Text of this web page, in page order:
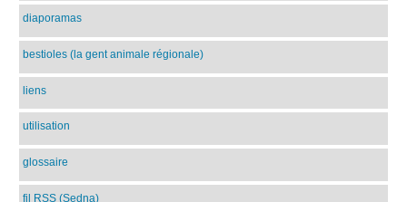
diaporamas
bestioles (la gent animale régionale)
liens
utilisation
glossaire
fil RSS (Sedna)